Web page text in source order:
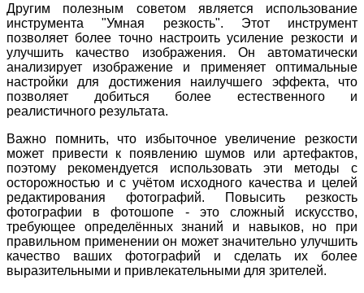
Другим полезным советом является использование
инструмента "Умная резкость". Этот инструмент
позволяет более точно настроить усиление резкости и
улучшить качество изображения. Он автоматически
анализирует изображение и применяет оптимальные
настройки для достижения наилучшего эффекта, что
позволяет добиться более естественного и
реалистичного результата.
Важно помнить, что избыточное увеличение резкости
может привести к появлению шумов или артефактов,
поэтому рекомендуется использовать эти методы с
осторожностью и с учётом исходного качества и целей
редактирования фотографий. Повысить резкость
фотографии в фотошопе - это сложный искусство,
требующее определённых знаний и навыков, но при
правильном применении он может значительно улучшить
качество ваших фотографий и сделать их более
выразительными и привлекательными для зрителей.